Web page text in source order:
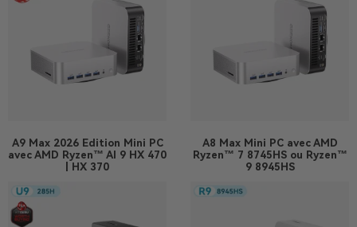
A9 Max 2026 Edition Mini PC
avec AMD Ryzen™ AI 9 HX 470
| HX 370
A8 MaxMini PC avec AMD
Ryzen™ 7 8745HS ou Ryzen™
9 8945HS